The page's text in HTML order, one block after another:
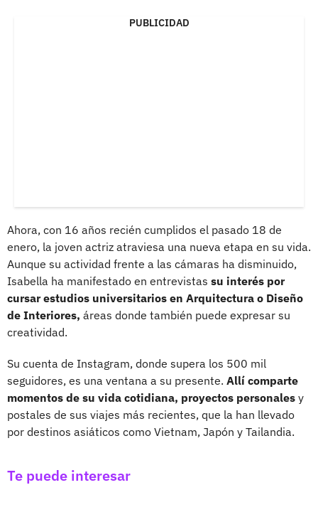
PUBLICIDAD
Ahora, con 16 años recién cumplidos el pasado 18 de
enero, la joven actriz atraviesa una nueva etapa en su vida.
Aunque su actividad frente a las cámaras ha disminuido,
Isabella ha manifestado en entrevistas su interés por
cursar estudios universitarios en Arquitectura o Diseño
de Interiores, áreas donde también puede expresar su
creatividad.
Su cuenta de Instagram, donde supera los 500 mil
seguidores, es una ventana a su presente. Allí comparte
momentos de su vida cotidiana, proyectos personales y
postales de sus viajes más recientes, que la han llevado
por destinos asiáticos como Vietnam, Japón y Tailandia.
Te puede interesar